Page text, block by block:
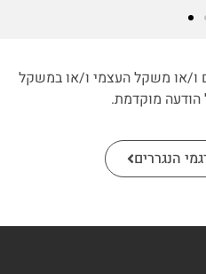
ו/או משקל העצמי ו/או במשקל
מוקדמת.
הנגררים